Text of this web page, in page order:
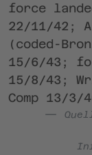
force
22/11/42;
(coded-
15/6/43;
15/8/43;
Comp 13/3/